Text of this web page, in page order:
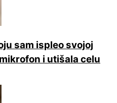
sam ispleo svojoj
i utišala celu